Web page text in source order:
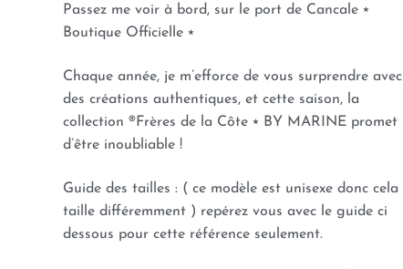
Passez me voir à bord, sur le port de Cancale ⭑
Boutique Officielle ⭑
Chaque année, je m’efforce de vous surprendre avec
des créations authentiques, et cette saison, la
collection ®Frères de la Côte ⭑ BY MARINE promet
d’être inoubliable !
Guide des tailles : ( ce modèle est unisexe donc cela
taille différemment ) repérez vous avec le guide ci
dessous pour cette référence seulement.